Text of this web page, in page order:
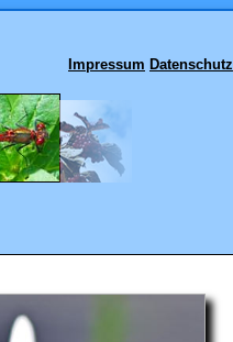
Impressum Datenschutz